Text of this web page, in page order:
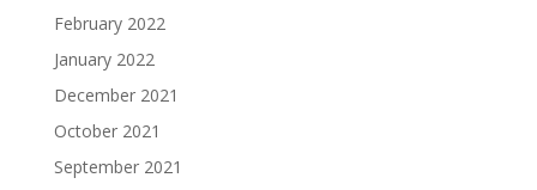
February 2022
January 2022
December 2021
October 2021
September 2021